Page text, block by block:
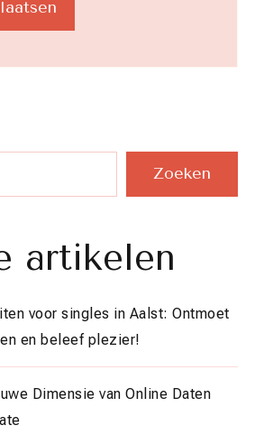
Zoeken
artikelen
voor singles in Aalst: Ontmoet
en beleef plezier!
Dimensie van Online Daten